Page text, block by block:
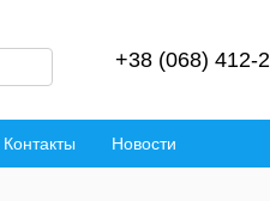
+38 (068) 412-
Контакты Новости